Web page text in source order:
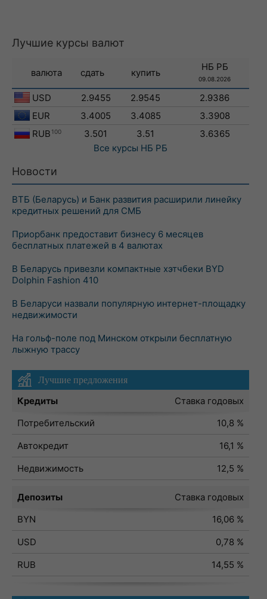
Лучшие курсы валют
валюта сдать купить
НБ РБ
09.08.2026
USD 2.9455 2.9545
2.9386
EUR
3.4005 3.4085
3.3908
RUB 100 3.501 3.51
3.6365
Все курсы НБ РБ
Новости
ВТБ (Беларусь) и Банк развития расширили линейку
кредитных решений для СМБ
Приорбанк предоставит бизнесу 6 месяцев
бесплатных платежей в 4 валютах
В Беларусь привезли компактные хэтчбеки BYD
Dolphin Fashion 410
В Беларуси назвали популярную интернет-площадку
недвижимости
На гольф-поле под Минском открыли бесплатную
лыжную трассу
Лучшие предложения
Кредиты
Ставка годовых
Потребительский
10,8 %
Автокредит
16,1 %
Недвижимость
12,5 %
Депозиты
Ставка годовых
BYN
16,06 %
USD
0,78 %
RUB
14,55 %